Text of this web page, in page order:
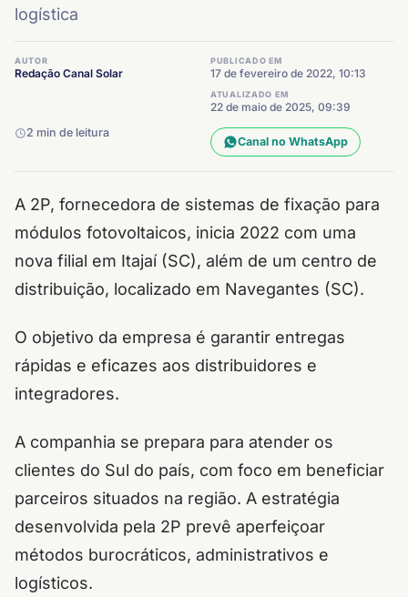
logística
AUTOR
Redação Canal Solar
PUBLICADO EM
17 de fevereiro de 2022, 10:13
ATUALIZADO EM
22 de maio de 2025, 09:39
2 min de leitura
Canal no WhatsApp
A 2P, fornecedora de sistemas de fixação para
módulos fotovoltaicos, inicia 2022 com uma
nova filial em Itajaí (SC), além de um centro de
distribuição, localizado em Navegantes (SC).
O objetivo da empresa é garantir entregas
rápidas e eficazes aos distribuidores e
integradores.
A companhia se prepara para atender os
clientes do Sul do país, com foco em beneficiar
parceiros situados na região. A estratégia
desenvolvida pela 2P prevê aperfeiçoar
métodos burocráticos, administrativos e
logísticos.